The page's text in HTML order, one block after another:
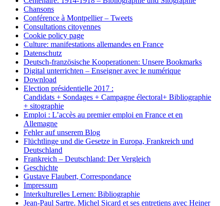
Chansons
Conférence à Montpellier – Tweets
Consultations citoyennes
Cookie policy page
Culture: manifestations allemandes en France
Datenschutz
Deutsch-französische Kooperationen: Unsere Bookmarks
Digital unterrichten – Enseigner avec le numérique
Download
Election présidentielle 2017 :
Candidats + Sondages + Campagne électoral+ Bibliographie
+ sitographie
Emploi : L’accès au premier emploi en France et en
Allemagne
Fehler auf unserem Blog
Flüchtlinge und die Gesetze in Europa, Frankreich und
Deutschland
Frankreich – Deutschland: Der Vergleich
Geschichte
Gustave Flaubert, Correspondance
Impressum
Interkulturelles Lernen: Bibliographie
Jean-Paul Sartre. Michel Sicard et ses entretiens avec Heiner